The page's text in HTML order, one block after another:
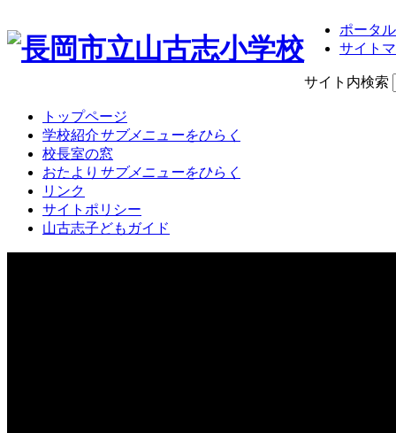
ポータ
サイト
サイト内検索
トップページ
学校紹介サブメニューをひらく
校長室の窓
おたより サブメニューをひらく
リンク
サイトポリシー
山古志子どもガイド